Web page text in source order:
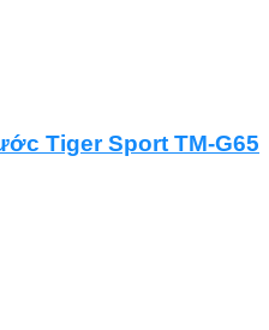
Tiger Sport TM-G65